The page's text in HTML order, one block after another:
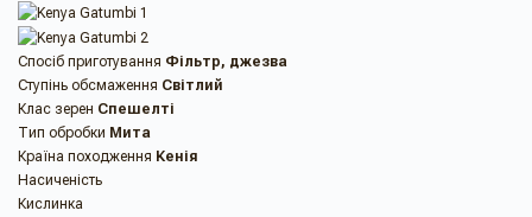
Спосіб приготування Фільтр, джезва
Ступінь обсмаження Світлий
Клас зерен Спешелті
Тип обробки Мита
Країна походження Кенія
Насиченість
Кислинка